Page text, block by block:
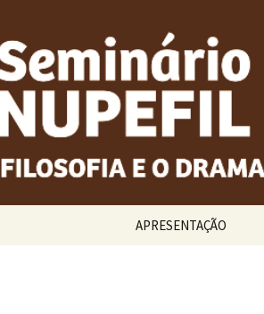
o
conteúdo
APRESENTAÇÃO